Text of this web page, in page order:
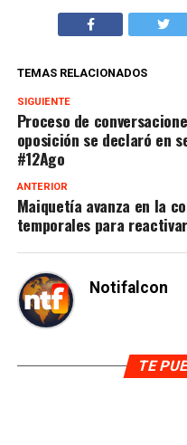
TEMAS RELACIONADOS
SIGUIENTE
Proceso de
oposición se declaró en
#12Ago
ANTERIOR
Maiquetía avanza en la
temporales para
Notifalcon
TE